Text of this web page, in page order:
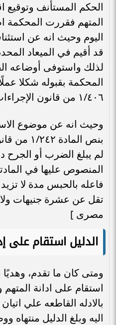
الحكم المستأنف
المتهم فقررت المحكمة
اليوم وحيث انه عن
قد أقيم في الميعاد
لذلك واستوفى أوضاعه
١/٤٠٦ من قانون الإجراءات الجنائية.
وحيث انه عن موضوع
بنص
لم يبلغ الضرب أو الجرح
المنصوص عليها في
فاعله بالحبس مدة لا
تقل عن عشرة جنيهات ولا
مصرى ]
الدليل استقام على
ومتى كان ما تقدم، وهديًا
استقام على ادانة
بالادله القاطعه علي
اليه وبلغ الدليل